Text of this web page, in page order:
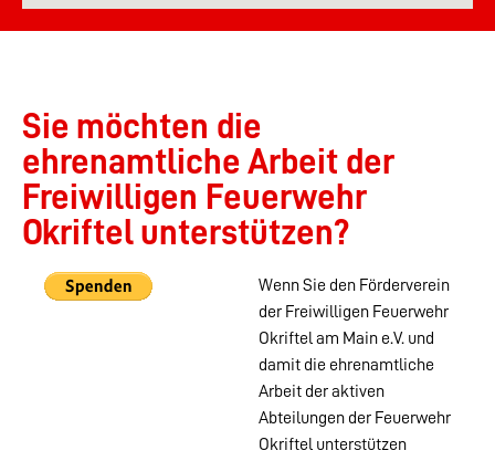
Sie möchten die
ehrenamtliche Arbeit der
Freiwilligen Feuerwehr
Okriftel unterstützen?
Wenn Sie den Förderverein
der Freiwilligen Feuerwehr
Okriftel am Main e.V. und
damit die ehrenamtliche
Arbeit der aktiven
Abteilungen der Feuerwehr
Okriftel unterstützen